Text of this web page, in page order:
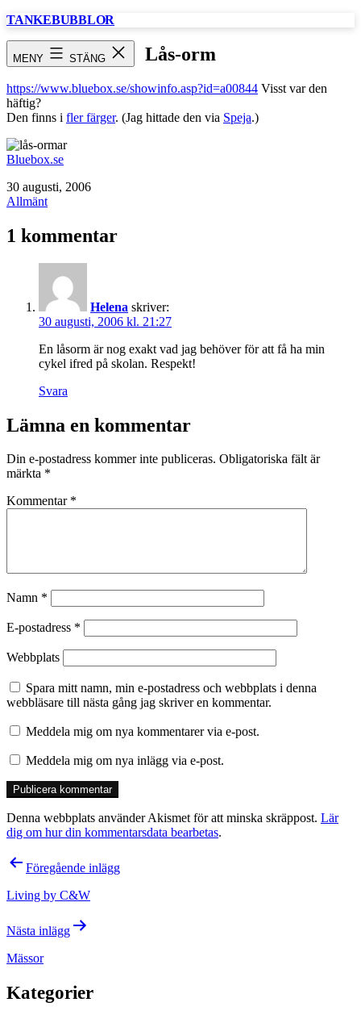
Hoppa
TANKEBUBBLOR
MENY STÄNG Lås-orm
https://www.bluebox.se/showinfo.asp?id=a00844 Visst var den
häftig?
Den finns i fler färger. (Jag hittade den via Speja.)
Bluebox.se
Publicerat
den
30 augusti, 2006
Kategoriserat
Allmänt
1 kommentar
Helena skriver:
30 augusti, 2006 kl. 21:27
En låsorm är nog exakt vad jag behöver för att få ha min
cykel ifred på skolan. Respekt!
Svara
Lämna en kommentar
Din e-postadress kommer inte publiceras. Obligatoriska fält är
märkta *
Kommentar *
Namn *
E-postadress *
Webbplats
Spara mitt namn, min e-postadress och webbplats i denna
webbläsare till nästa gång jag skriver en kommentar.
Meddela mig om nya kommentarer via e-post.
Meddela mig om nya inlägg via e-post.
Denna webbplats använder Akismet för att minska skräppost. Lär
dig om hur din kommentarsdata bearbetas.
Inläggsnavigering
Föregående inlägg
Living by C&W
Nästa inlägg
Mässor
Kategorier